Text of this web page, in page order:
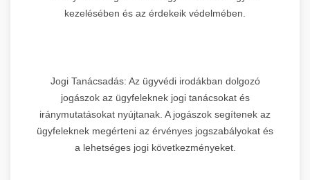
kezelésében és az érdekeik védelmében.
Jogi Tanácsadás: Az ügyvédi irodákban dolgozó
jogászok az ügyfeleknek jogi tanácsokat és
iránymutatásokat nyújtanak. A jogászok segítenek az
ügyfeleknek megérteni az érvényes jogszabályokat és
a lehetséges jogi következményeket.